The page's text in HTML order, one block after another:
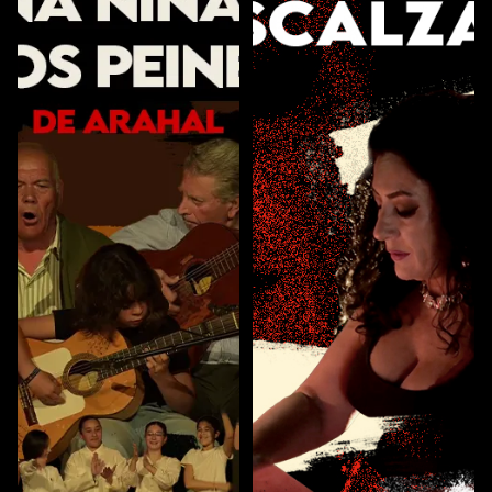
conducción a través del texto y la palabra de la artista.
Siendo el espectador testigo de cómo se puede
transmutar la vida a través del AMOR. Las emociones
negativas en belleza, lo malo en bueno. El elenco básico
Miriam Méndez. Piano, baile y voz Curro Vargas.
Guitarra Juan Amaya. Compás y baile Antonio Montoya.
Compás y baile Ficha artística Miriam Méndez. Dirección,
composición y dramaturgia Compañía Miriam Méndez.
Diseño de vestuario, espacio escénico e iluminación
Rafael Herrera. Producción ejecutiva Miriam Méndez. La
compositora Miriam Méndez concertista de piano y
compositora. Pionera en la fusión del flamenco con la
música clásica. Primera mujer que grabó un disco de
piano flamenco (Bach por Flamenco) Procedente de una
familia de larga tradición musical (los Méndez),
comienza sus estudios musicales a la edad de tres años.
Su madre profesora de piano la inicia en dicho
instrumento. Miriam muestra una precocidad inusual
apareciendo sus primeras composiciones a la edad de